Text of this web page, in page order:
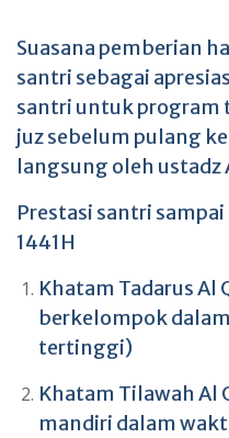
Suasana pemberian
santri sebagai
santri untuk program
juz sebelum pulang
langsung oleh ustadz
Prestasi santri
1441H
Khatam Tadarus Al
berkelompok
tertinggi)
Khatam Tilawah Al
mandiri dalam